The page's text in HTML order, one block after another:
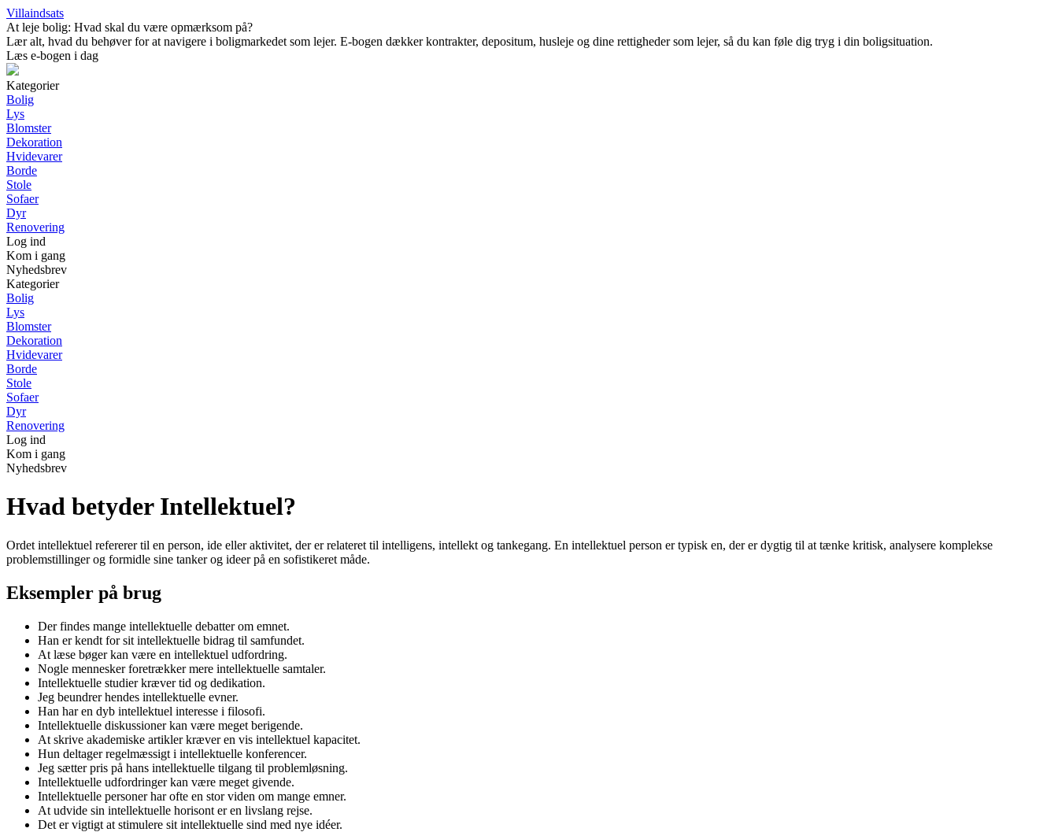
Villaindsats
At leje bolig: Hvad skal du være opmærksom på?
Lær alt, hvad du behøver for at navigere i boligmarkedet som lejer. E-bogen dækker kontrakter, depositum, husleje og dine rettigheder som lejer, så du kan føle dig tryg i din boligsituation.
Læs e-bogen i dag
Kategorier
Bolig
Lys
Blomster
Dekoration
Hvidevarer
Borde
Stole
Sofaer
Dyr
Renovering
Log ind
Kom i gang
Nyhedsbrev
Kategorier
Bolig
Lys
Blomster
Dekoration
Hvidevarer
Borde
Stole
Sofaer
Dyr
Renovering
Log ind
Kom i gang
Nyhedsbrev
Hvad betyder Intellektuel?
Ordet intellektuel refererer til en person, ide eller aktivitet, der er relateret til intelligens, intellekt og tankegang. En intellektuel person er typisk en, der er dygtig til at tænke kritisk, analysere komplekse
problemstillinger og formidle sine tanker og ideer på en sofistikeret måde.
Eksempler på brug
Der findes mange intellektuelle debatter om emnet.
Han er kendt for sit intellektuelle bidrag til samfundet.
At læse bøger kan være en intellektuel udfordring.
Nogle mennesker foretrækker mere intellektuelle samtaler.
Intellektuelle studier kræver tid og dedikation.
Jeg beundrer hendes intellektuelle evner.
Han har en dyb intellektuel interesse i filosofi.
Intellektuelle diskussioner kan være meget berigende.
At skrive akademiske artikler kræver en vis intellektuel kapacitet.
Hun deltager regelmæssigt i intellektuelle konferencer.
Jeg sætter pris på hans intellektuelle tilgang til problemløsning.
Intellektuelle udfordringer kan være meget givende.
Intellektuelle personer har ofte en stor viden om mange emner.
At udvide sin intellektuelle horisont er en livslang rejse.
Det er vigtigt at stimulere sit intellektuelle sind med nye idéer.